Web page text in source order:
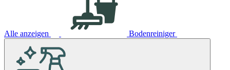
Alle anzeigen Bodenreiniger